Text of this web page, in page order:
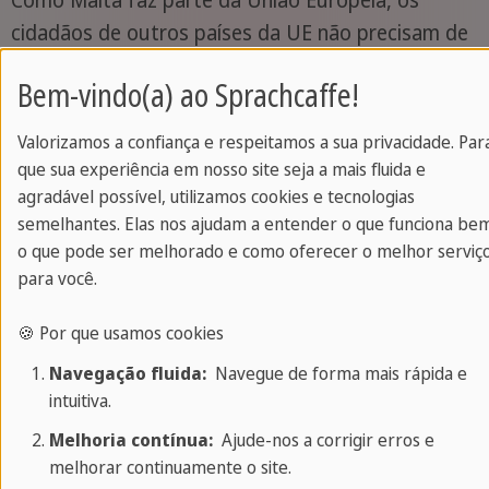
cidadãos de outros países da UE não precisam de
para Malta para brasileiros, desde que sua estadia
se estenda por até 90 dias. Se você quiser ficar
mais de 90 dias em um intercâmbio para Malta,
entre em contato com uma embaixada.
É melhor levar seu passaporte ou carteira de
identidade como prova de identidade. Certifique-
se de que o ID ainda é válido por pelo menos seis
meses após sua viagem de volta. Crianças
menores de 16 anos precisam de um documento
passaporte dos pais. Informações sobre viagens e
Bem-vindo(a) ao Sprachcaffe!
Valorizamos a confiança e respeitamos a sua privacidade.
que sua experiência em nosso site seja a mais fluida e
agradável possível, utilizamos cookies e tecnologias
semelhantes. Elas nos ajudam a entender o que funciona
o que pode ser melhorado e como oferecer o melhor
para você.
🍪 Por que usamos cookies
Navegação fluida:Navegue de forma mais rápida e
intuitiva.
Melhoria contínua:Ajude-nos a corrigir erros e
melhorar continuamente o site.